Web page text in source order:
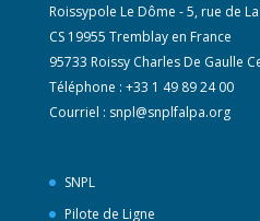
Roissypole Le Dôme - 5, rue de
CS 19955 Tremblay en France
95733 Roissy Charles De Gaulle
Téléphone : +33 1 49 89 24 00
Courriel : snpl@snplfalpa.org
SNPL
Pilote de Ligne